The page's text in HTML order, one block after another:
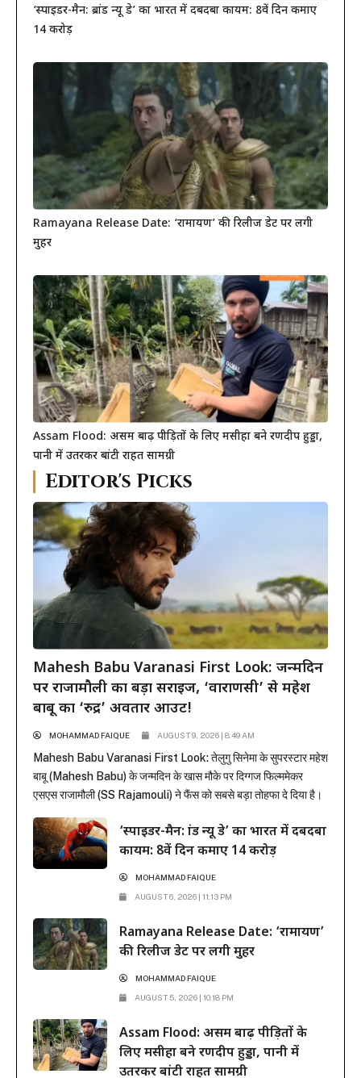
‘स्पाइडर-मैन: ब्रांड न्यू डे’ का भारत में दबदबा कायम: 8वें दिन कमाए
14 करोड़
Ramayana Release Date: ‘रामायण’ की रिलीज डेट पर लगी
मुहर
Assam Flood: असम बाढ़ पीड़ितों के लिए मसीहा बने रणदीप हुड्डा,
पानी में उतरकर बांटी राहत सामग्री
Editor's Picks
Mahesh Babu Varanasi First Look: जन्मदिन
पर राजामौली का बड़ा सरप्राइज, ‘वाराणसी’ से महेश
बाबू का ‘रुद्र’ अवतार आउट!
MOHAMMAD FAIQUE AUGUST 9, 2026 | 8:49 AM
Mahesh Babu Varanasi First Look: तेलुगु सिनेमा के सुपरस्टार महेश
बाबू (Mahesh Babu) के जन्मदिन के खास मौके पर दिग्गज फिल्ममेकर
एसएस राजामौली (SS Rajamouli) ने फैंस को सबसे बड़ा तोहफा दे दिया है।
महेश बाबू का मच-अवेटेड फर्स्ट लुक रिलीज कर दिया है। इस फिल्म...
‘स्पाइडर-मैन: ब्रांड न्यू डे’ का भारत में दबदबा
कायम: 8वें दिन कमाए 14 करोड़
MOHAMMAD FAIQUE
AUGUST 6, 2026 | 11:13 PM
Ramayana Release Date: ‘रामायण’
की रिलीज डेट पर लगी मुहर
MOHAMMAD FAIQUE
AUGUST 5, 2026 | 10:18 PM
Assam Flood: असम बाढ़ पीड़ितों के
लिए मसीहा बने रणदीप हुड्डा, पानी में
उतरकर बांटी राहत सामग्री